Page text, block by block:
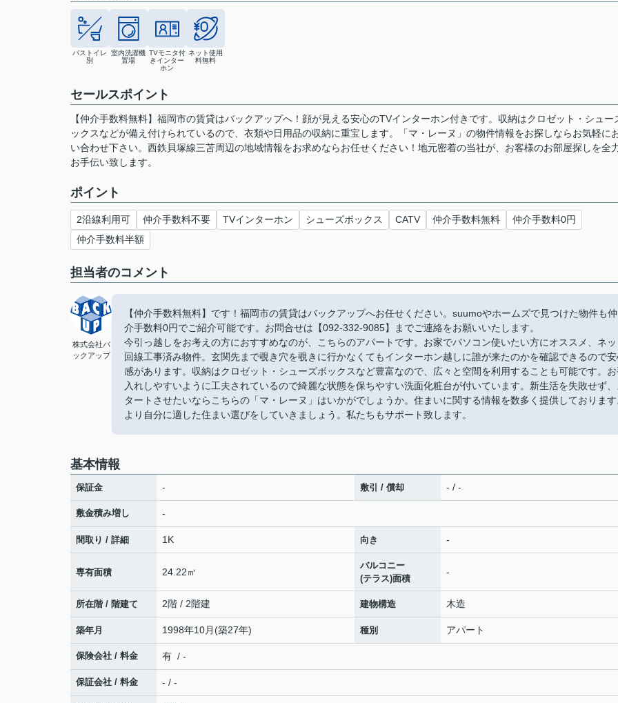
バストイレ
別
室内洗濯機
置場
TVモニタ付
きインター
ホン
ネット使用
料無料
セールスポイント
【仲介手数料無料】福岡市の賃貸はバックアップへ！顔が見える安心のTVインターホン付きです。収納はクロゼット・シュー
ックスなどが備え付けられているので、衣類や日用品の収納に重宝します。「マ・レーヌ」の物件情報をお探しならお気軽に
い合わせ下さい。西鉄貝塚線三苫周辺の地域情報をお求めならお任せください！地元密着の当社が、お客様のお部屋探しを全
お手伝い致します。
ポイント
2沿線利用可 仲介手数料不要 TVインターホン シューズボックス CATV 仲介手数料無料
仲介手数料0円
仲介手数料半額
担当者のコメント
株式会社バ
ックアップ
【仲介手数料無料】です！福岡市の賃貸はバックアップへお任せください。suumoやホームズで見つけた物件も仲
介手数料0円でご紹介可能です。お問合せは【092-332-9085】までご連絡をお願いいたします。
今引っ越しをお考えの方におすすめなのが、こちらのアパートです。お家でパソコン使いたい方にオススメ、ネ
回線工事済み物件。玄関先まで覗き穴を覗きに行かなくてもインターホン越しに誰が来たのかを確認できるので
感があります。収納はクロゼット・シューズボックスなど豊富なので、広々と空間を利用することも可能です。
入れしやすいように工夫されているので綺麗な状態を保ちやすい洗面化粧台が付いています。新生活を失敗せず
タートさせたいならこちらの「マ・レーヌ」はいかがでしょうか。住まいに関する情報を数多く提供しておりま
より自分に適した住まい選びをしていきましょう。私たちもサポート致します。
基本情報
保証金 - 敷引 / 償却 - / -
敷金積み増し -
間取り / 詳細 1K 向き -
専有面積 24.22㎡
バルコニー
(テラス)面積
-
所在階 / 階建て 2階 / 2階建 建物構造 木造
築年月 1998年10月(築27年) 種別 アパート
保険会社 / 料金 有 / -
保証会社 / 料金 - / -